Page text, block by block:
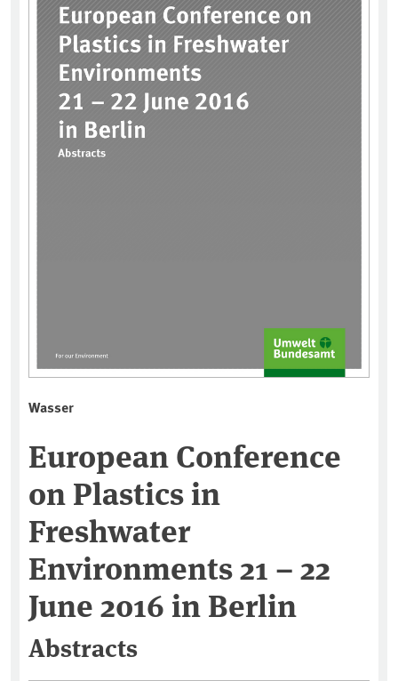
Wasser
European Conference
on Plastics in
Freshwater
Environments 21 – 22
June 2016 in Berlin
Abstracts